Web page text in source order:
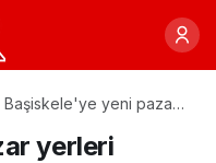
Başiskele'ye yeni pazar
yerleri
Paylaş